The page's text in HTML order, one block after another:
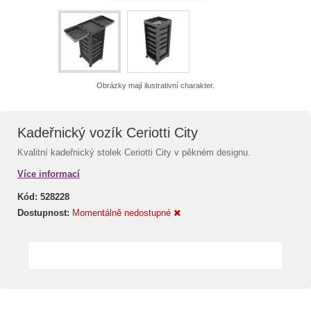
Obrázky mají ilustrativní charakter.
Kadeřnický vozík Ceriotti City
Kvalitní kadeřnický stolek Ceriotti City v pěkném designu.
Více informací
Kód: 528228
Dostupnost: Momentálně nedostupné